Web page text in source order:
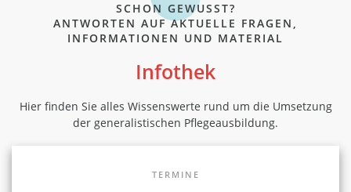
SCHON GEWUSST?
ANTWORTEN AUF AKTUELLE FRAGEN,
INFORMATIONEN UND MATERIAL
Infothek
Hier finden Sie alles Wissenswerte rund um die Umsetzung
der generalistischen Pflegeausbildung.
TERMINE